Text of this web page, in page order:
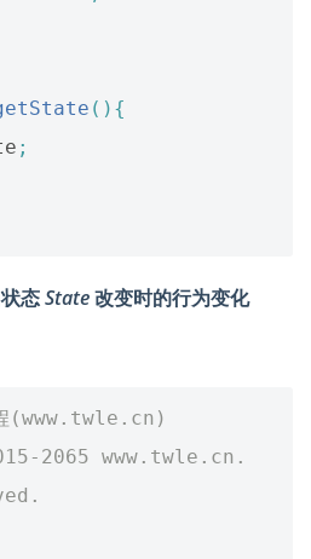
(){
;
态State改变时的行为变化
2065 www.twle.cn.